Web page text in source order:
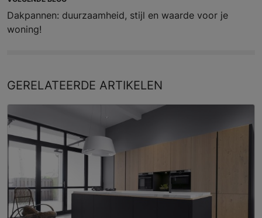
Dakpannen: duurzaamheid, stijl en waarde voor je
woning!
GERELATEERDE ARTIKELEN